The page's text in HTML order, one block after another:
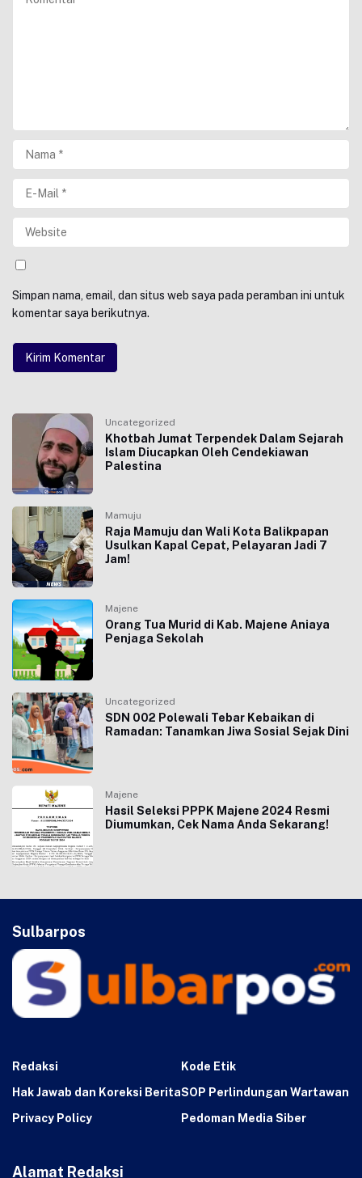
Simpan nama, email, dan situs web saya pada peramban ini untuk
komentar saya berikutnya.
Uncategorized
Khotbah Jumat Terpendek Dalam Sejarah
Islam Diucapkan Oleh Cendekiawan
Palestina
Mamuju
Raja Mamuju dan Wali Kota Balikpapan
Usulkan Kapal Cepat, Pelayaran Jadi 7
Jam!
Majene
Orang Tua Murid di Kab. Majene Aniaya
Penjaga Sekolah
Uncategorized
SDN 002 Polewali Tebar Kebaikan di
Ramadan: Tanamkan Jiwa Sosial Sejak Dini
Majene
Hasil Seleksi PPPK Majene 2024 Resmi
Diumumkan, Cek Nama Anda Sekarang!
Sulbarpos
Redaksi
Kode Etik
Hak Jawab dan Koreksi BeritaSOP Perlindungan Wartawan
Privacy Policy
Pedoman Media Siber
Alamat Redaksi